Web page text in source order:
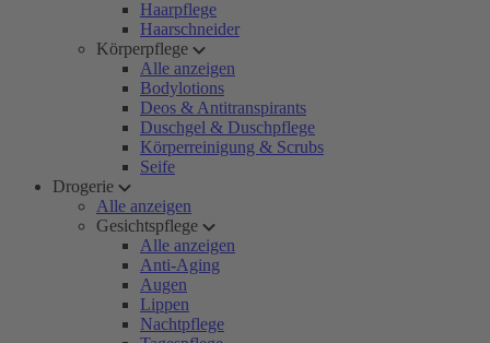
Haarpflege
Haarschneider
Körperpflege
Alle anzeigen
Bodylotions
Deos & Antitranspirants
Duschgel & Duschpflege
Körperreinigung & Scrubs
Seife
Drogerie
Alle anzeigen
Gesichtspflege
Alle anzeigen
Anti-Aging
Augen
Lippen
Nachtpflege